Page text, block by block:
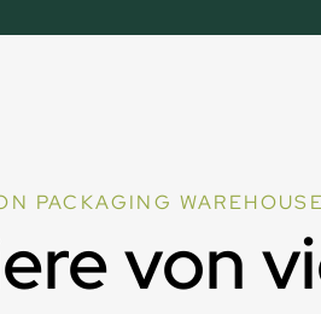
PACKAGING WAREHOUSE
von